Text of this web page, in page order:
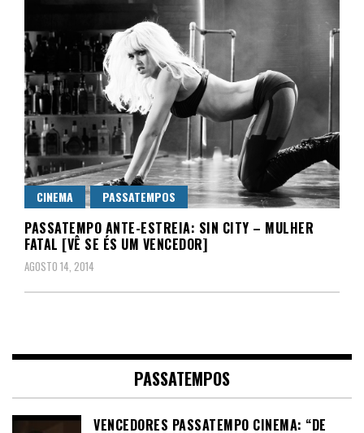
CINEMA PASSATEMPOS
PASSATEMPO ANTE-ESTREIA: SIN CITY – MULHER
FATAL [VÊ SE ÉS UM VENCEDOR]
AGOSTO 14, 2014
PASSATEMPOS
VENCEDORES PASSATEMPO CINEMA: “DE